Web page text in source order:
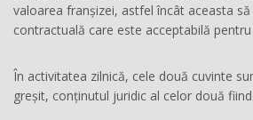
valoarea franșizei, astfel încât aceasta
contractuală care este acceptabilă pentru
În activitatea zilnică, cele două cuvinte
greșit, conținutul juridic al celor două